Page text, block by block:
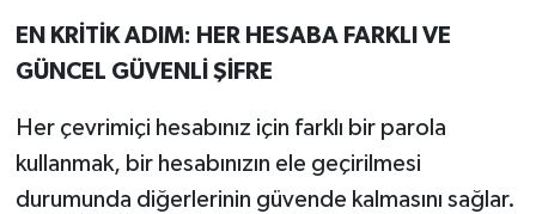
EN KRİTİK ADIM: HER HESABA FARKLI VE
GÜNCEL GÜVENLİ ŞİFRE
Her çevrimiçi hesabınız için farklı bir parola
kullanmak, bir hesabınızın ele geçirilmesi
durumunda diğerlerinin güvende kalmasını sağlar.